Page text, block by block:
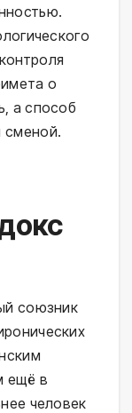
о
а способ
сменой.
союзник
ещё в
человек